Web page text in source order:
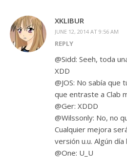
XKLIBUR
JUNE 12, 2014 AT 9:56 AM
REPLY
@Sidd: Seeh, toda
XDD
@JOS: No sabía que
que entraste a Clab
@Ger: XDDD
@Wilssonly: No, no
Cualquier mejora
versión u.u. Algún día
@One: U_U